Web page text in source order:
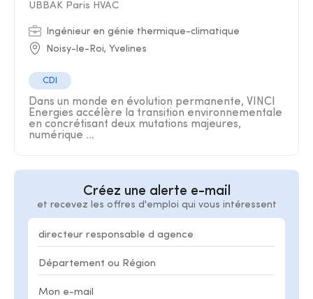
UBBAK Paris HVAC
Ingénieur en génie thermique-climatique
Noisy-le-Roi, Yvelines
CDI
Dans un monde en évolution permanente, VINCI
Energies accélère la transition environnementale
en concrétisant deux mutations majeures,
numérique ...
Créez une alerte e-mail
et recevez les offres d'emploi qui vous intéressent